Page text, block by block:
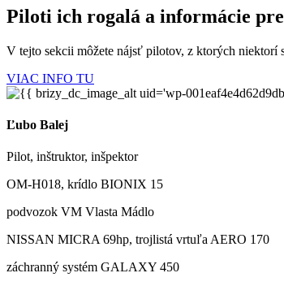
Piloti ich rogalá a informácie
V tejto sekcii môžete nájsť pilotov, z ktorých niektorí
VIAC INFO TU
Ľubo Balej
Pilot, inštruktor, inšpektor
OM-H018, krídlo BIONIX 15
podvozok VM Vlasta Mádlo
NISSAN MICRA 69hp, trojlistá vrtuľa AERO 170
záchranný systém GALAXY 450